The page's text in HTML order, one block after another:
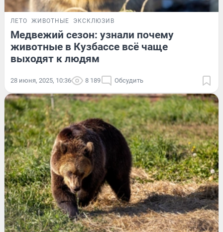
ЛЕТО ЖИВОТНЫЕ ЭКСКЛЮЗИВ
Медвежий сезон: узнали почему
животные в Кузбассе всё чаще
выходят к людям
28 июня, 2025, 10:36 8 189 Обсудить